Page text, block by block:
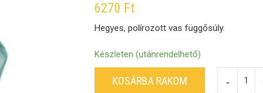
6270 Ft
Hegyes, polírozott vas függősúly.
Készleten (utánrendelhető)
KOSÁRBA RAKOM